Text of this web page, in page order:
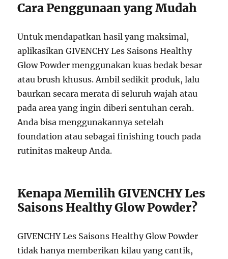
Cara Penggunaan yang Mudah
Untuk mendapatkan hasil yang maksimal,
aplikasikan GIVENCHY Les Saisons Healthy
Glow Powder menggunakan kuas bedak besar
atau brush khusus. Ambil sedikit produk, lalu
baurkan secara merata di seluruh wajah atau
pada area yang ingin diberi sentuhan cerah.
Anda bisa menggunakannya setelah
foundation atau sebagai finishing touch pada
rutinitas makeup Anda.
Kenapa Memilih GIVENCHY Les
Saisons Healthy Glow Powder?
GIVENCHY Les Saisons Healthy Glow Powder
tidak hanya memberikan kilau yang cantik,